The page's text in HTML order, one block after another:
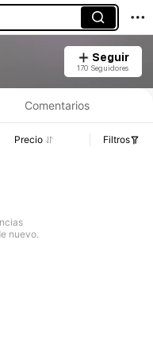
Seguir
170 Seguidores
Comentarios
Precio Filtros
nuevo.